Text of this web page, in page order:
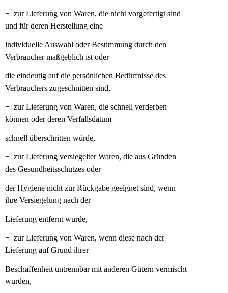
− zur Lieferung von Waren, die nicht vorgefertigt sind
und für deren Herstellung eine
individuelle Auswahl oder Bestimmung durch den
Verbraucher maßgeblich ist oder
die eindeutig auf die persönlichen Bedürfnisse des
Verbrauchers zugeschnitten sind,
− zur Lieferung von Waren, die schnell verderben
können oder deren Verfallsdatum
schnell überschritten würde,
− zur Lieferung versiegelter Waren, die aus Gründen
des Gesundheitsschutzes oder
der Hygiene nicht zur Rückgabe geeignet sind, wenn
ihre Versiegelung nach der
Lieferung entfernt wurde,
− zur Lieferung von Waren, wenn diese nach der
Lieferung auf Grund ihrer
Beschaffenheit untrennbar mit anderen Gütern vermischt
wurden,